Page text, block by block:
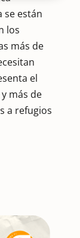
se están
los
más de
el
más de
a refugios